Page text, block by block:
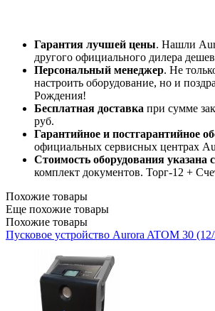
Гарантия лучшей цены. Нашли
другого официального дилера
Персональный менеджер. Не
настроить оборудование, но и
Рождения!
Бесплатная доставка при сумме
руб.
Гарантийное и постгарантийное
официальных сервисных центрах
Стоимость оборудования указана
комплект документов. Торг-12 +
Похожие товары
Еще похожие товары
Похожие товары
Пусковое устройство Aurora ATOM 30